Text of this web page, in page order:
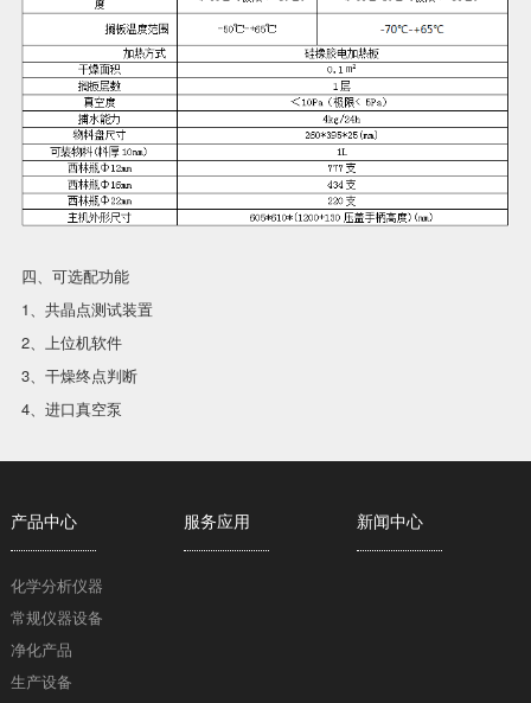
四、可选配功能
1、共晶点测试装置
2、上位机软件
3、干燥终点判断
4、进口真空泵
产品中心
化学分析仪器
常规仪器设备
净化产品
生产设备
服务应用 新闻中心